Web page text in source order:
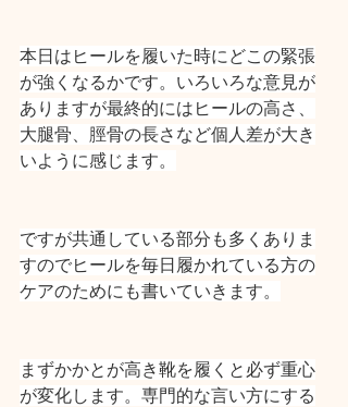
本日はヒールを履いた時にどこの緊張
が強くなるかです。いろいろな意見が
ありますが最終的にはヒールの高さ、
大腿骨、脛骨の長さなど個人差が大き
いように感じます。
ですが共通している部分も多くありま
すのでヒールを毎日履かれている方の
ケアのためにも書いていきます。
まずかかとが高き靴を履くと必ず重心
が変化します。専門的な言い方にする